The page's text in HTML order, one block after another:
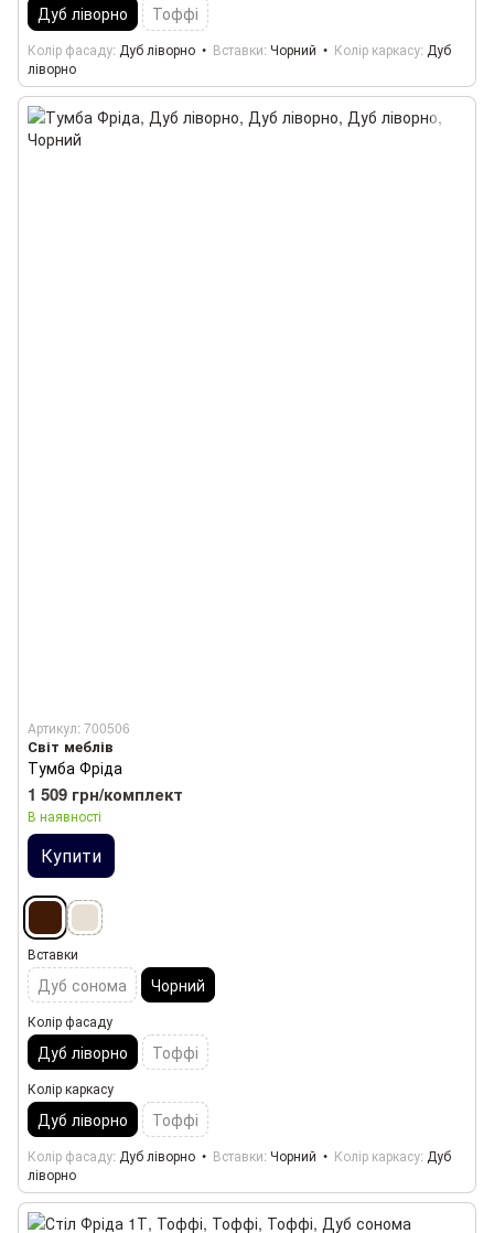
Дуб ліворно Тоффі
Колір фасаду Дуб ліворно Вставки Чорний Колір каркасу Дуб
ліворно
Артикул: 700506
Світ меблів
Тумба Фріда
1 509 грн/комплект
В наявності
Купити
Вставки
Дуб сонома Чорний
Колір фасаду
Дуб ліворно Тоффі
Колір каркасу
Дуб ліворно Тоффі
Колір фасаду Дуб ліворно Вставки Чорний Колір каркасу Дуб
ліворно